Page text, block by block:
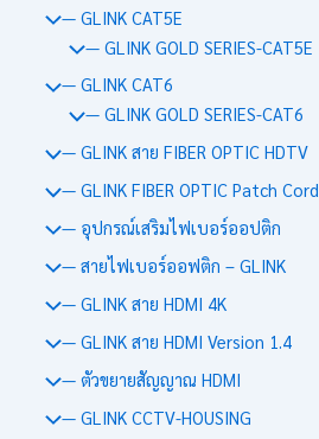
— GLINK CAT5E
— GLINK GOLD SERIES-CAT5E
— GLINK CAT6
— GLINK GOLD SERIES-CAT6
— GLINK สาย FIBER OPTIC HDTV
— GLINK FIBER OPTIC Patch Cord
— อุปกรณ์เสริมไฟเบอร์ออปติก
— สายไฟเบอร์ออฟติก – GLINK
— GLINK สาย HDMI 4K
— GLINK สาย HDMI Version 1.4
— ตัวขยายสัญญาณ HDMI
— GLINK CCTV-HOUSING